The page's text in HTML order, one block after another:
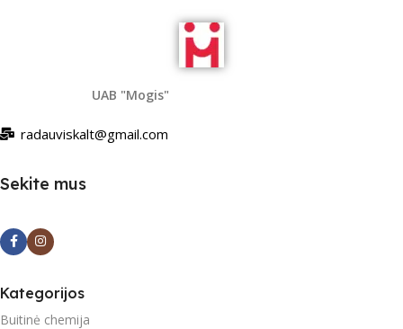
UAB "Mogis"
radauviskalt@gmail.com
Sekite mus
Kategorijos
Buitinė chemija